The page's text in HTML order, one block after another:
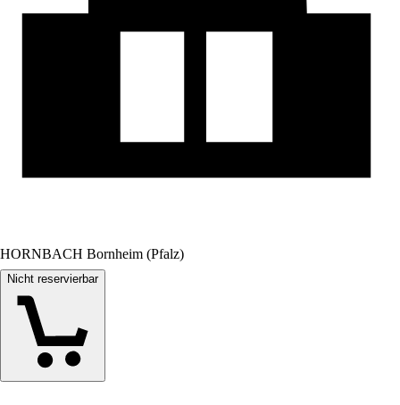
HORNBACH Bornheim (Pfalz)
Nicht reservierbar